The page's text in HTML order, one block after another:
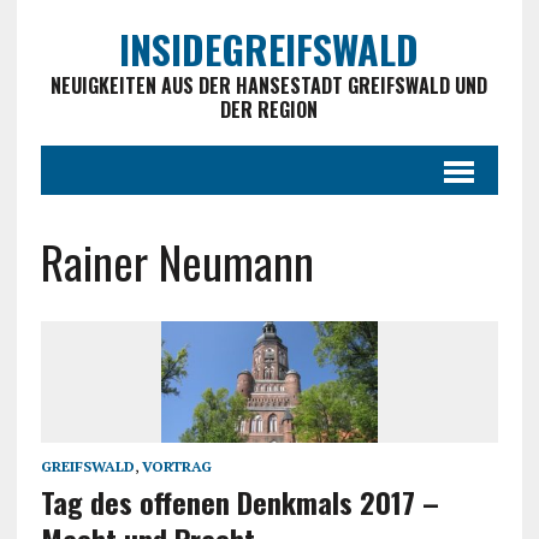
INSIDEGREIFSWALD
NEUIGKEITEN AUS DER HANSESTADT GREIFSWALD UND
DER REGION
Rainer Neumann
GREIFSWALD, VORTRAG
Tag des offenen Denkmals 2017 –